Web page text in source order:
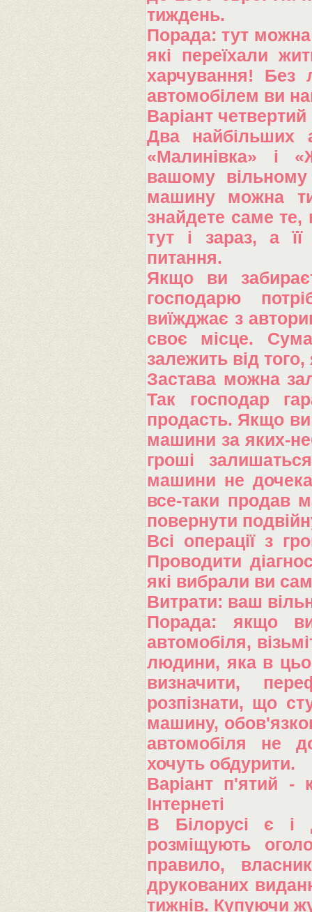
тиждень.
Порада: тут можна
які переїхали
харчування! Без
автомобілем ви
Варіант
Два найбільших
«Малинівка» і
вашому
машину можна
знайдете саме
тут і зараз, а її
питання.
Якщо ви
господарю
виїжджає з
своє місце.
залежить від
Застава можна
Так господар
продасть. Якщо ви
машини за яких-
гроші
машини не
все-таки продав
повернути
Всі операції з
Проводити
які вибрали ви
Витрати: ваш
Порада: якщо
автомобіля,
людини, яка в
визначити,
розпізнати, що
машину,
автомобіля не
хочуть обдурити.
Варіант п'ятий -
Інтернеті
В Білорусі є і
розміщують
правило,
друкованих
тижнів. Купуючи